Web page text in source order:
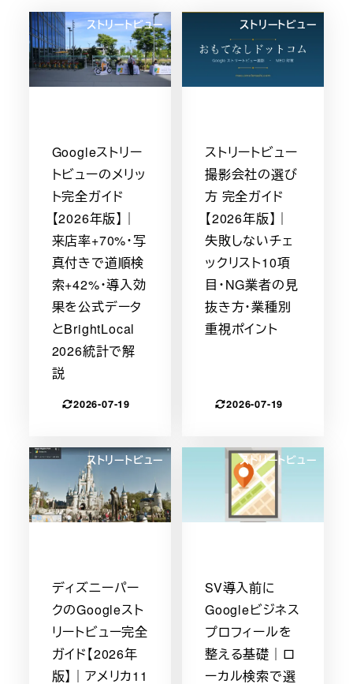
ストリートビュー
Googleストリー
トビューのメリッ
ト完全ガイド
【2026年版】｜
来店率+70%・写
真付きで道順検
索+42%・導入効
果を公式データ
とBrightLocal
2026統計で解
説
2026-07-19
ストリートビュー
ストリートビュー
撮影会社の選び
方 完全ガイド
【2026年版】｜
失敗しないチェ
ックリスト10項
目・NG業者の見
抜き方・業種別
重視ポイント
2026-07-19
ストリートビュー
ディズニーパー
クのGoogleスト
リートビュー完全
ガイド【2026年
版】｜アメリカ11
ストリートビュー
SV導入前に
Googleビジネス
プロフィールを
整える基礎｜ロ
ーカル検索で選